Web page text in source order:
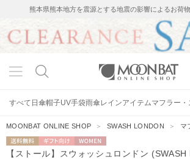
熊本県熊本地方を震源とする地震の影響によるお荷
すべて 日傘帽子UV手袋雨傘レインアイテムマフラー
MOONBAT ONLINE SHOP ＞SWASH LONDON ＞ マ
送料無料
ギフト向 WOMEN
【ストール】スウォッシュロンドン